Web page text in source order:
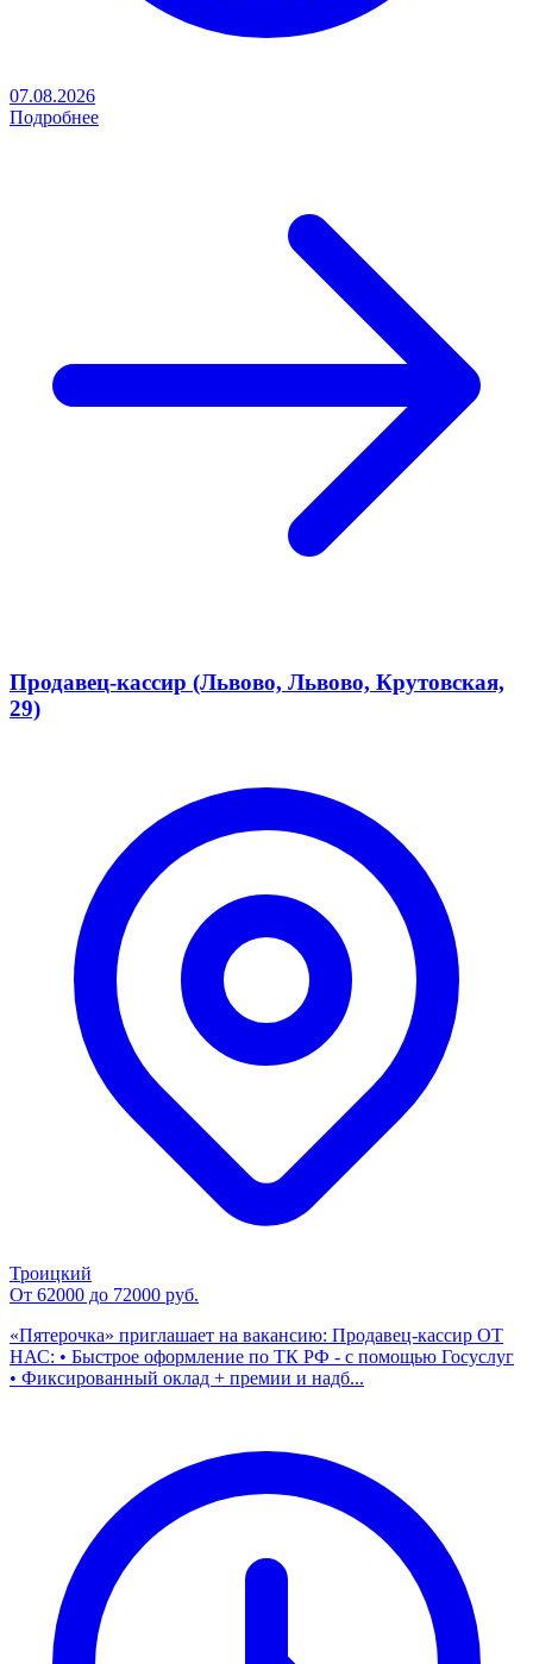
07.08.2026
Подробнее
Продавец-кассир (Львово, Львово, Крутовская,
29)
Троицкий
От 62000 до 72000 руб.
«Пятерочка» приглашает на вакансию: Продавец-кассир ОТ
НАС: • Быстрое оформление по ТК РФ - с помощью Госуслуг
• Фиксированный оклад + премии и надб...